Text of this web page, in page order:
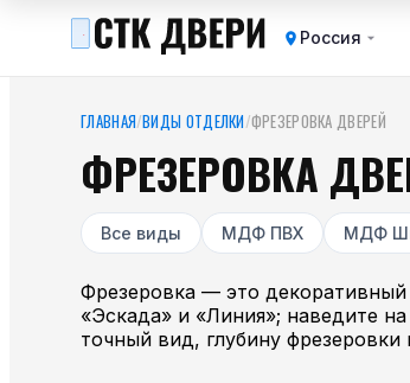
Россия
ГЛАВНАЯ/ВИДЫ ОТДЕЛКИ/ФРЕЗЕРОВКА ДВЕРЕЙ
ФРЕЗЕРОВКА
Все виды МДФ ПВХ МДФ
Фрезеровка — это
«Эскада» и «Линия»; наведите
точный вид, глубину